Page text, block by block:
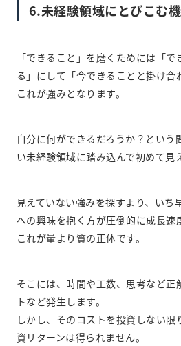
6.未経験領域にとびこむ機
「できること」を磨くためには「
る」にして「今できることと掛け合
これが強みとなります。
自分に何ができるだろうか？という
い未経験領域に踏み込んで初めて見
見えていない強みを探すより、いち
への興味を抱く方が圧倒的に成長速
これが量より質の正体です。
そこには、時間や工数、思考など正
トなど発生します。
しかし、そのコストを投資しない限
資リターンは得られません。